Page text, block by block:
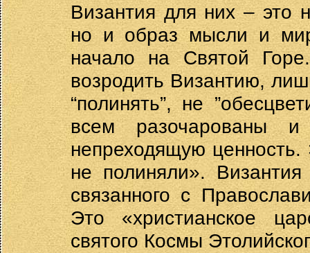
Византия для них – это
но и образ мысли и
начало на Святой
возродить Византию,
“полинять”, не
всем разочарованы
непреходящую
не полиняли».
связанного с
Это «христианское
святого Космы